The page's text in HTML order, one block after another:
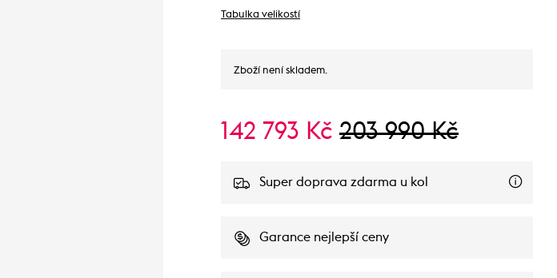
Tabulka velikostí
Zboží není skladem.
142 793 Kč 203 990 Kč
Super doprava zdarma u kol
Garance nejlepší ceny